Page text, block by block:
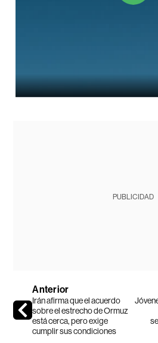
PUBLICIDAD
Anterior
Irán afirma que el acuerdo
sobre el estrecho de Ormuz
está cerca, pero exige
cumplir sus condiciones